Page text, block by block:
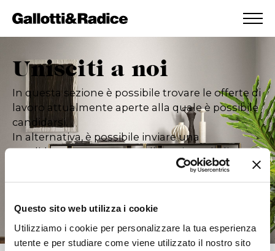
Questo sito web utilizza i cookie
Utilizziamo i cookie per personalizzare la tua esperienza
utente e per studiare come viene utilizzato il nostro sito
AGGIUNTO ALLA WISHLIST
VEDI LA TUA WISHLIST
Unisciti a noi
In questa sezione è possibile trovare le offerte di
lavoro attualmente aperte alla quale è possibile
candidarsi.
In alternativa, è possibile inviare una
candidatura spontanea nella sezione dedicata.
Candidatura spontanea